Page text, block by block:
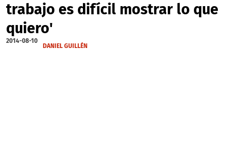
trabajo es difícil mostrar lo que
quiero'
2014-08-10
DANIEL GUILLÉN